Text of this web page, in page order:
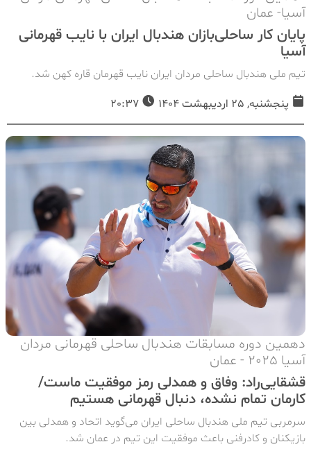
آسیا- عمان
پایان کار ساحلی‌بازان هندبال ایران با نایب قهرمانی
آسیا
تیم ملی هندبال ساحلی مردان ایران نایب قهرمان قاره کهن شد.
پنجشنبه, 25 اردیبهشت 1404
دهمین دوره مسابقات هندبال ساحلی قهرمانی مردان
آسیا 2025 - عمان
قشقایی‌راد: وفاق و همدلی رمز موفقیت ماست/
کارمان تمام نشده، دنبال قهرمانی هستیم
سرمربی تیم ملی هندبال ساحلی ایران می‌گوید اتحاد و همدلی بین
بازیکنان و کادرفنی باعث موفقیت این تیم در عمان شد.